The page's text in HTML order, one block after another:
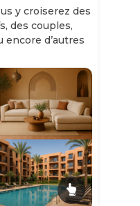
y croiserez des
des couples,
d’autres